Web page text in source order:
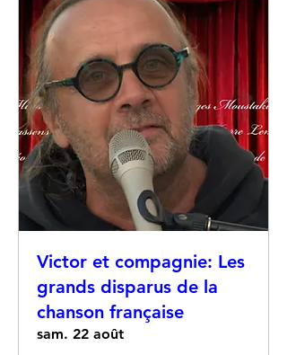
Victor et compagnie: Les
grands disparus de la
chanson française
sam. 22 août